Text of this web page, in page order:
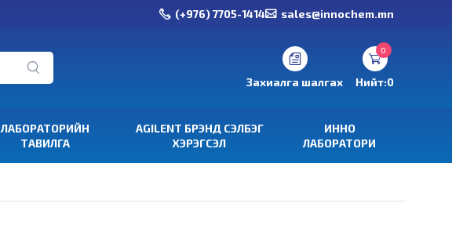
(+976) 7705-1414 sales@innochem.mn
Захиалга шалгах
0
Нийт:0
ЛАБОРАТОРИЙН
ТАВИЛГА
AGILENT БРЭНД СЭЛБЭГ
ХЭРЭГСЭЛ
ИННО
ЛАБОРАТОРИ